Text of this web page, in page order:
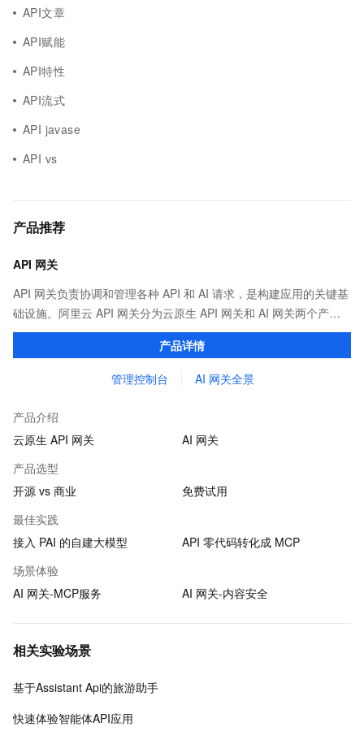
API文章
API赋能
API特性
API流式
API javase
API vs
产品推荐
API 网关
API 网关负责协调和管理各种 API 和 AI 请求，是构建应用的关键基
础设施。阿里云 API 网关分为云原生 API 网关和 AI 网关两个产
品。
产品详情
管理控制台 AI 网关全景
产品介绍
云原生 API 网关
AI 网关
产品选型
开源 vs 商业
免费试用
最佳实践
接入 PAI 的自建大模型
API 零代码转化成 MCP
场景体验
AI 网关-MCP服务
AI 网关-内容安全
相关实验场景
基于Assistant Api的旅游助手
快速体验智能体API应用